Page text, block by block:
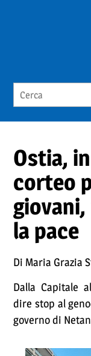
Ostia,
corteo
la pace
Di Maria Grazia
Dalla Capitale
dire stop al
governo di